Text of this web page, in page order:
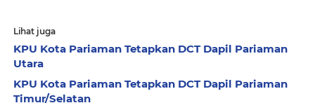
Lihat juga
KPU Kota Pariaman Tetapkan DCT Dapil Pariaman
Utara
KPU Kota Pariaman Tetapkan DCT Dapil Pariaman
Timur/Selatan